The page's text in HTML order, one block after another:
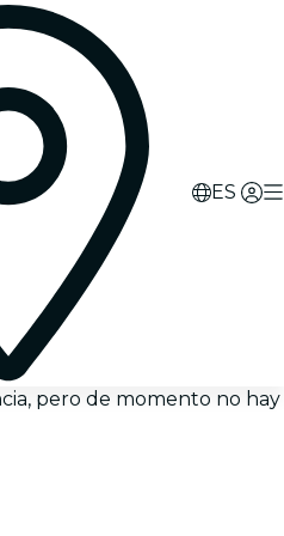
ES
pero de momento no hay